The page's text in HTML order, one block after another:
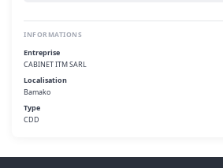
INFORMATIONS
Entreprise
CABINET ITM SARL
Localisation
Bamako
Type
CDD